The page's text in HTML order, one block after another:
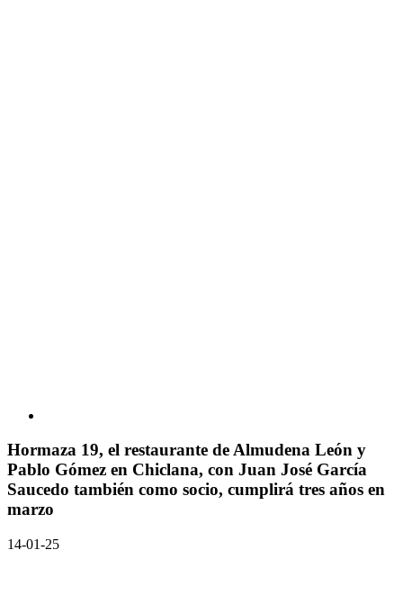
Hormaza 19, el restaurante de Almudena León y
Pablo Gómez en Chiclana, con Juan José García
Saucedo también como socio, cumplirá tres años en
marzo
14-01-25